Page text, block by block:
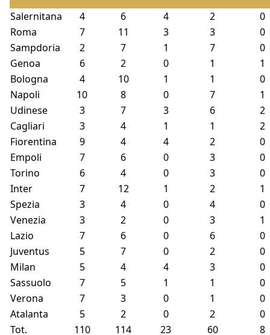
Salernitana 4 6 4 2
0
Roma
7 11 3 3
0
Sampdoria
2 7 1 7
0
Genoa
6 2 0 1
1
Bologna
4 10 1 1
0
Napoli
10 8 0 7
1
Udinese
3 7 3 6
2
Cagliari
3 4 1 1
2
Fiorentina
9 4 4 2
0
Empoli
7 6 0 3
0
Torino
6 4 0 3
0
Inter
7 12 1 2
1
Spezia
3 4 0 4
0
Venezia
3 2 0 3
1
Lazio
7 6 0 6
0
Juventus
5 7 0 2
0
Milan
5 4 4 3
0
Sassuolo
7 5 1 1
0
Verona
7 3 0 1
0
Atalanta
5 2 0 2
0
Tot.
110 114 23 60
8